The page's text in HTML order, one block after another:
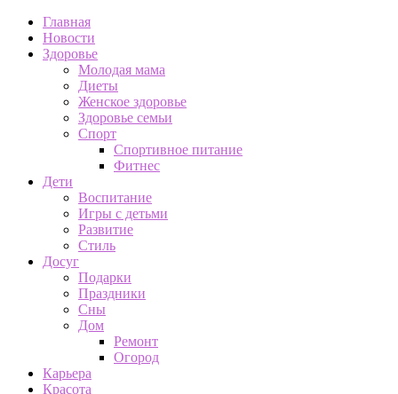
Главная
Новости
Здоровье
Молодая мама
Диеты
Женское здоровье
Здоровье семьи
Спорт
Спортивное питание
Фитнес
Дети
Воспитание
Игры с детьми
Развитие
Стиль
Досуг
Подарки
Праздники
Сны
Дом
Ремонт
Огород
Карьера
Красота